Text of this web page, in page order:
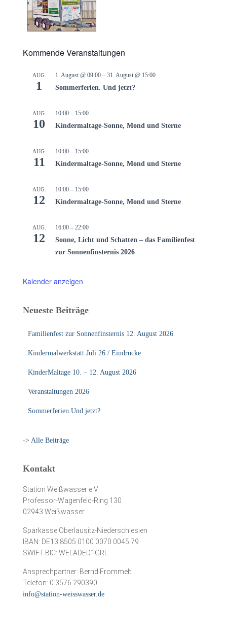
Kommende Veranstaltungen
AUG.
1
1. August @ 09:00 – 31. August @ 15:00
Sommerferien. Und jetzt?
AUG.
10
10:00 – 15:00
Kindermaltage-Sonne, Mond und Sterne
AUG.
11
10:00 – 15:00
Kindermaltage-Sonne, Mond und Sterne
AUG.
12
10:00 – 15:00
Kindermaltage-Sonne, Mond und Sterne
AUG.
12
16:00 – 22:00
Sonne, Licht und Schatten – das Familienfest
zur Sonnenfinsternis 2026
Kalender anzeigen
Neueste Beiträge
Familienfest zur Sonnenfinsternis 12. August 2026
Kindermalwerkstatt Juli 26 / Eindrücke
KinderMaltage 10. – 12. August 2026
Veranstaltungen 2026
Sommerferien.Und jetzt?
-> Alle Beiträge
Kontakt
Station Weißwasser e.V.
Professor-Wagenfeld-Ring 130
02943 Weißwasser
Sparkasse Oberlausitz-Niederschlesien
IBAN: DE13 8505 0100 0070 0045 79
SWIFT-BIC: WELADED1GRL
Ansprechpartner: Bernd Frommelt
Telefon: 0 3576 290390
info@station-weisswasser.de